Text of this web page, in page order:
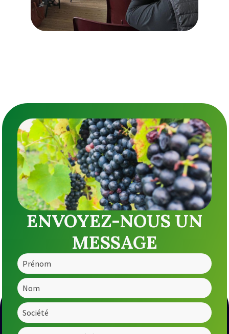
ENVOYEZ-NOUS UN
MESSAGE